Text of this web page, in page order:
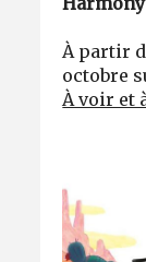
À partir
octobre
À voir et